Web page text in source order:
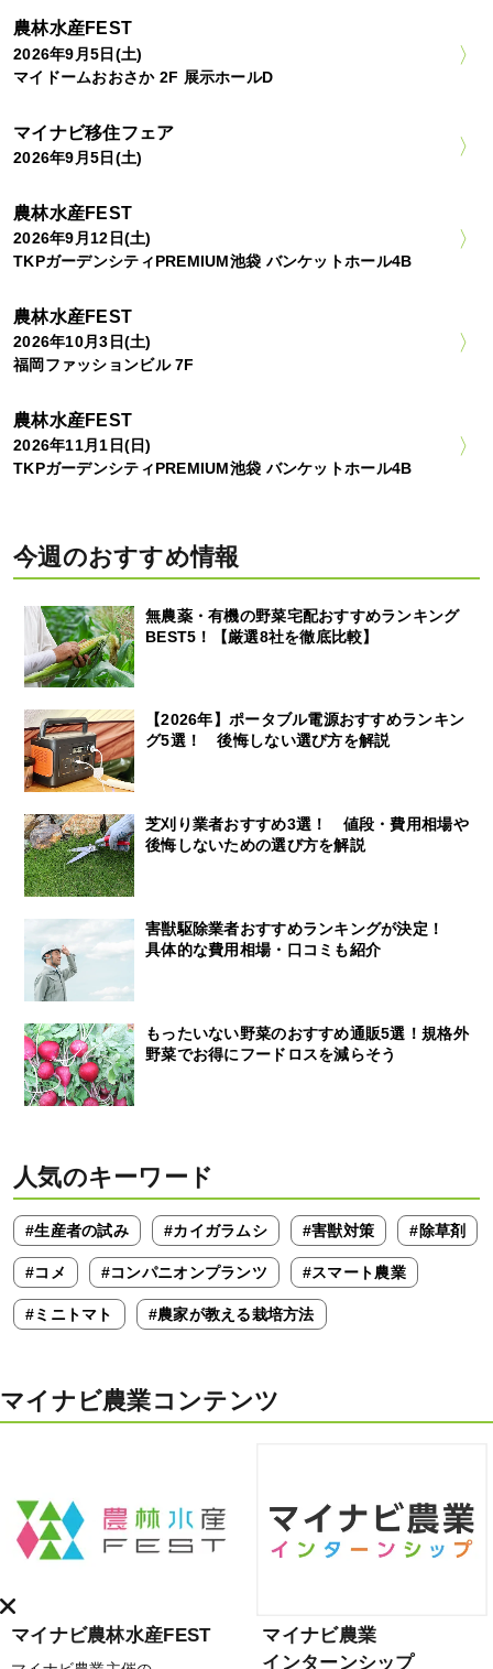
農林水産FEST
2026年9月5日(土)
マイドームおおさか 2F 展示ホールD
マイナビ移住フェア
2026年9月5日(土)
農林水産FEST
2026年9月12日(土)
TKPガーデンシティPREMIUM池袋 バンケットホール4B
農林水産FEST
2026年10月3日(土)
福岡ファッションビル 7F
農林水産FEST
2026年11月1日(日)
TKPガーデンシティPREMIUM池袋 バンケットホール4B
今週のおすすめ情報
無農薬・有機の野菜宅配おすすめランキング
BEST5！【厳選8社を徹底比較】
【2026年】ポータブル電源おすすめランキン
グ5選！ 後悔しない選び方を解説
芝刈り業者おすすめ3選！ 値段・費用相場や
後悔しないための選び方を解説
害獣駆除業者おすすめランキングが決定！
具体的な費用相場・口コミも紹介
もったいない野菜のおすすめ通販5選！規格外
野菜でお得にフードロスを減らそう
人気のキーワード
#生産者の試み #カイガラムシ #害獣対策 #除草剤
#コメ #コンパニオンプランツ #スマート農業
#ミニトマト #農家が教える栽培方法
マイナビ農業コンテンツ
マイナビ農林水産FEST
マイナビ農業
インターンシップ